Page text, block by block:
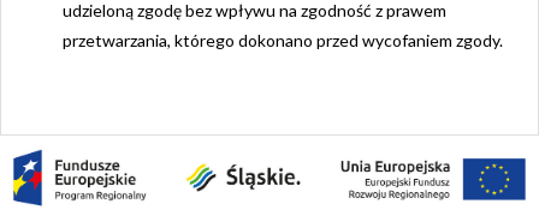
udzieloną zgodę bez wpływu na zgodność z prawem
przetwarzania, którego dokonano przed wycofaniem zgody.